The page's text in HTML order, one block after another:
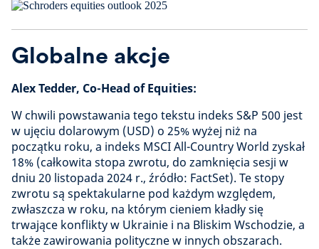
Globalne akcje
Alex Tedder, Co-Head of Equities:
W chwili powstawania tego tekstu indeks S&P 500 jest
w ujęciu dolarowym (USD) o 25% wyżej niż na
początku roku, a indeks MSCI All-Country World zyskał
18% (całkowita stopa zwrotu, do zamknięcia sesji w
dniu 20 listopada 2024 r., źródło: FactSet). Te stopy
zwrotu są spektakularne pod każdym względem,
zwłaszcza w roku, na którym cieniem kładły się
trwające konflikty w Ukrainie i na Bliskim Wschodzie, a
także zawirowania polityczne w innych obszarach.